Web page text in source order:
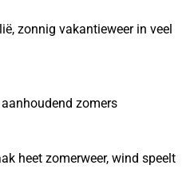
zonnig vakantieweer in veel
zomers
heet zomerweer, wind speelt